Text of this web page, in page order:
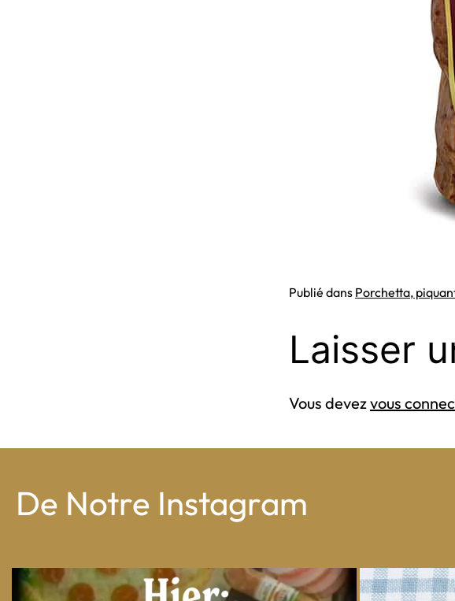
Publié dans Porchetta,
Laisser
Vous devezvous
De Notre Instagram
From wood-paneled basements to candlelit condo...
One whole